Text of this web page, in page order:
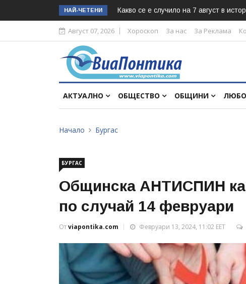
НАЙ-ЧЕТЕНИ Какво се е случило на 7 август в
Август 07, 2026 Хороскоп За нас За Реклама
АКТУАЛНО ОБЩЕСТВО ОБЩИНИ
Начало Бургас
БУРГАС
Общинска АНТИСПИН
по случай 14 февруари
Отviapontika.com Февруари 13, 2024, 11:02 EET